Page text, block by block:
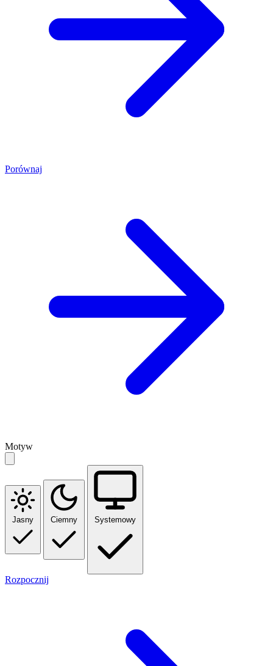
Porównaj
Motyw
Jasny Ciemny Systemowy
Rozpocznij